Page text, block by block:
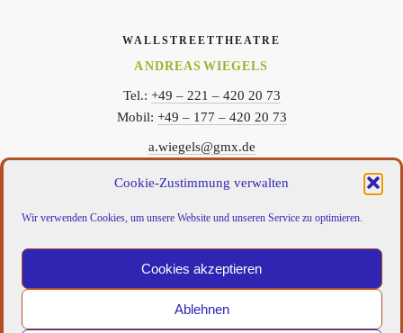
Cookie-Zustimmung verwalten
Wir verwenden Cookies, um unsere Website und unseren Service zu optimieren.
Cookies akzeptieren
Ablehnen
WALLSTREETTHEATRE
ANDREAS WIEGELS
Tel.: +49 – 221 – 420 20 73
Mobil: +49 – 177 – 420 20 73
a.wiegels@gmx.de
FIND US ON:
WallStreetTheatre
on
facebook
WallstreetTheatre
on
vimeo
WallstreetTheatre
on
youtube
WallstreetTheatre
on